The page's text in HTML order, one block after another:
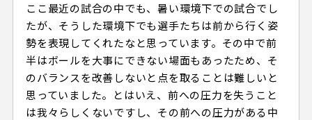
ここ最近の試合の中でも、暑い環境下での試合でし
たが、そうした環境下でも選手たちは前から行く姿
勢を表現してくれたなと思っています。その中で前
半はボールを大事にできない場面もあったため、そ
のバランスを改善しないと点を取ることは難しいと
思っていました。とはいえ、前への圧力を失うこと
は我々らしくないですし、その前への圧力がある中